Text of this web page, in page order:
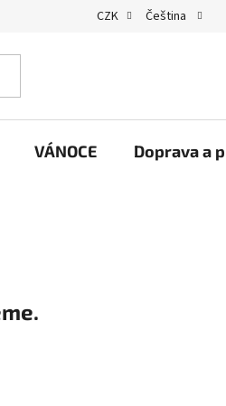
GDPR
CZK Čeština
VÁNOCE Doprava a